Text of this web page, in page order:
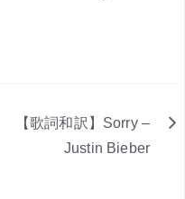
【歌詞和訳】Sorry –
Justin Bieber